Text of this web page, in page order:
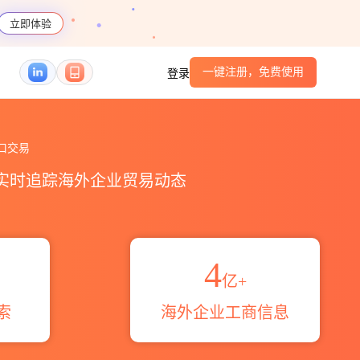
立即体验
登录 一键注册，免费使用
交易
时追踪海外企业贸易动态
4亿+
海外企业工商信息